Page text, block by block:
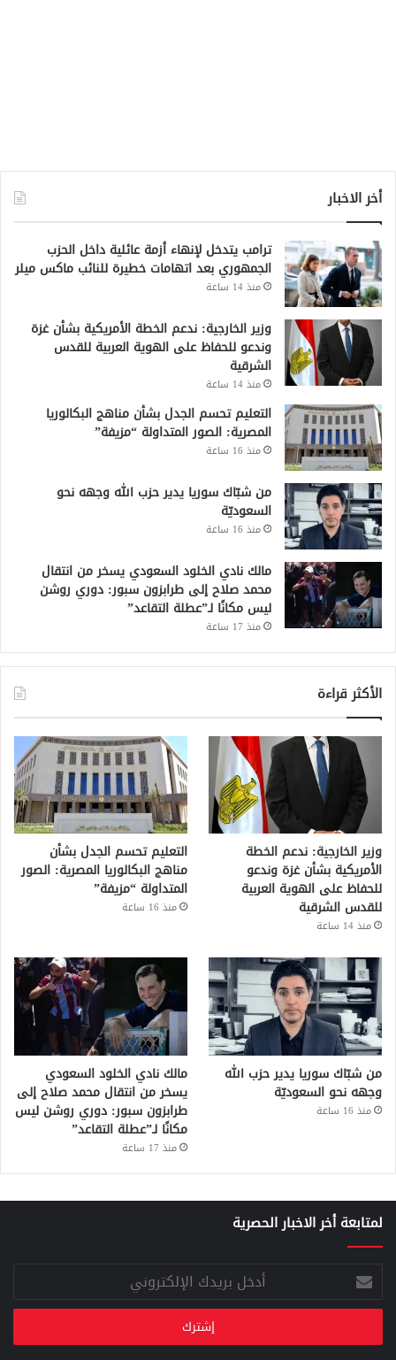
أخر الاخبار
ترامب يتدخل لإنهاء أزمة عائلية داخل الحزب
الجمهوري بعد اتهامات خطيرة للنائب ماكس ميلر
منذ 14 ساعة
وزير الخارجية: ندعم الخطة الأمريكية بشأن غزة
وندعو للحفاظ على الهوية العربية للقدس
الشرقية
منذ 14 ساعة
التعليم تحسم الجدل بشأن مناهج البكالوريا
المصرية: الصور المتداولة “مزيفة”
منذ 16 ساعة
من شبّاك سوريا يدير حزب الله وجهه نحو
السعوديّة
منذ 16 ساعة
مالك نادي الخلود السعودي يسخر من انتقال
محمد صلاح إلى طرابزون سبور: دوري روشن
ليس مكانًا لـ”عطلة التقاعد”
منذ 17 ساعة
الأكثر قراءة
وزير الخارجية: ندعم الخطة
الأمريكية بشأن غزة وندعو
للحفاظ على الهوية العربية
للقدس الشرقية
منذ 14 ساعة
التعليم تحسم الجدل بشأن
مناهج البكالوريا المصرية: الصور
المتداولة “مزيفة”
منذ 16 ساعة
من شبّاك سوريا يدير حزب الله
وجهه نحو السعوديّة
منذ 16 ساعة
مالك نادي الخلود السعودي
يسخر من انتقال محمد صلاح إلى
طرابزون سبور: دوري روشن ليس
مكانًا لـ”عطلة التقاعد”
منذ 17 ساعة
لمتابعة أخر الاخبار الحصرية
أدخل
بريدك
الإلكتروني